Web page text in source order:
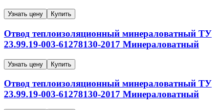
Узнать цену Купить
Отвод теплоизоляционный минераловатный ТУ
23.99.19-003-61278130-2017 Минераловатный
Узнать цену Купить
Отвод теплоизоляционный минераловатный ТУ
23.99.19-003-61278130-2017 Минераловатный